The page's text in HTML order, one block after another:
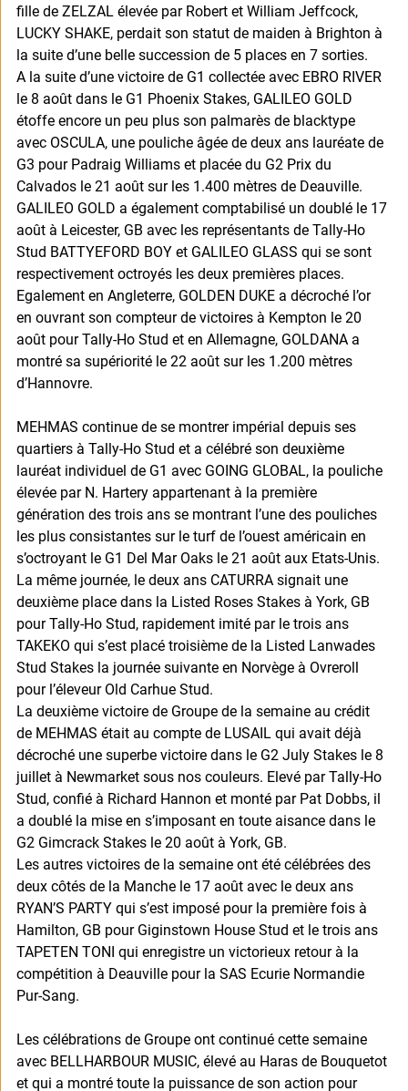
fille de ZELZAL élevée par Robert et William Jeffcock,
LUCKY SHAKE, perdait son statut de maiden à Brighton à
la suite d’une belle succession de 5 places en 7 sorties.
A la suite d’une victoire de G1 collectée avec EBRO RIVER
le 8 août dans le G1 Phoenix Stakes, GALILEO GOLD
étoffe encore un peu plus son palmarès de blacktype
avec OSCULA, une pouliche âgée de deux ans lauréate de
G3 pour Padraig Williams et placée du G2 Prix du
Calvados le 21 août sur les 1.400 mètres de Deauville.
GALILEO GOLD a également comptabilisé un doublé le 17
août à Leicester, GB avec les représentants de Tally-Ho
Stud BATTYEFORD BOY et GALILEO GLASS qui se sont
respectivement octroyés les deux premières places.
Egalement en Angleterre, GOLDEN DUKE a décroché l’or
en ouvrant son compteur de victoires à Kempton le 20
août pour Tally-Ho Stud et en Allemagne, GOLDANA a
montré sa supériorité le 22 août sur les 1.200 mètres
d’Hannovre.
MEHMAS continue de se montrer impérial depuis ses
quartiers à Tally-Ho Stud et a célébré son deuxième
lauréat individuel de G1 avec GOING GLOBAL, la pouliche
élevée par N. Hartery appartenant à la première
génération des trois ans se montrant l’une des pouliches
les plus consistantes sur le turf de l’ouest américain en
s’octroyant le G1 Del Mar Oaks le 21 août aux Etats-Unis.
La même journée, le deux ans CATURRA signait une
deuxième place dans la Listed Roses Stakes à York, GB
pour Tally-Ho Stud, rapidement imité par le trois ans
TAKEKO qui s’est placé troisième de la Listed Lanwades
Stud Stakes la journée suivante en Norvège à Ovreroll
pour l’éleveur Old Carhue Stud.
La deuxième victoire de Groupe de la semaine au crédit
de MEHMAS était au compte de LUSAIL qui avait déjà
décroché une superbe victoire dans le G2 July Stakes le 8
juillet à Newmarket sous nos couleurs. Elevé par Tally-Ho
Stud, confié à Richard Hannon et monté par Pat Dobbs, il
a doublé la mise en s’imposant en toute aisance dans le
G2 Gimcrack Stakes le 20 août à York, GB.
Les autres victoires de la semaine ont été célébrées des
deux côtés de la Manche le 17 août avec le deux ans
RYAN’S PARTY qui s’est imposé pour la première fois à
Hamilton, GB pour Giginstown House Stud et le trois ans
TAPETEN TONI qui enregistre un victorieux retour à la
compétition à Deauville pour la SAS Ecurie Normandie
Pur-Sang.
Les célébrations de Groupe ont continué cette semaine
avec BELLHARBOUR MUSIC, élevé au Haras de Bouquetot
et qui a montré toute la puissance de son action pour